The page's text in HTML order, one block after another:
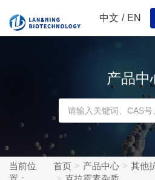
中文 / EN
产品中
当前位
首页 产品中心
其他